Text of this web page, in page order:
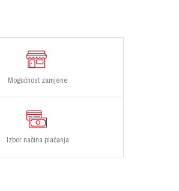
Mogućnost zamjene
Izbor načina plaćanja